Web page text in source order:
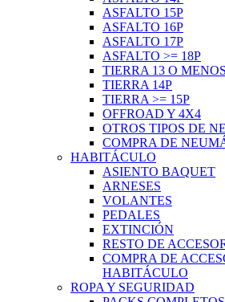
ASFALTO 15P
ASFALTO 16P
ASFALTO 17P
ASFALTO >= 18P
TIERRA 13 O MENOS
TIERRA 14P
TIERRA >= 15P
OFFROAD Y 4X4
OTROS TIPOS DE
COMPRA DE
HABITÁCULO
ASIENTO BAQUET
ARNESES
VOLANTES
PEDALES
EXTINCIÓN
RESTO DE
COMPRA DE
HABITÁCULO
ROPA Y SEGURIDAD